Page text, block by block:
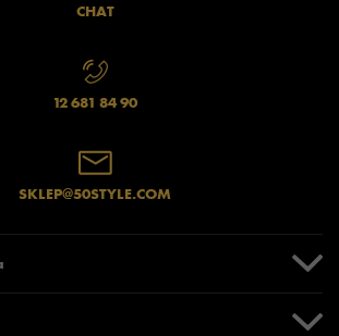
CHAT
12 681 84 90
SKLEP@50STYLE.COM